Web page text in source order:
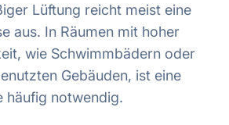
Lüftung reicht meist eine
aus. In Räumen mit hoher
wie Schwimmbädern oder
Gebäuden, ist eine
häufig notwendig.